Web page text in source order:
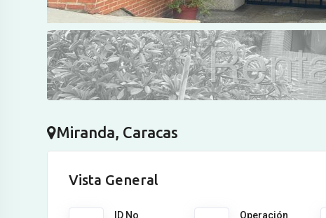
Miranda, Caracas
Vista General
ID No
Operación